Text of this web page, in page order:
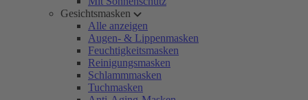
Gesichtsmasken
Alle anzeigen
Augen- & Lippenmasken
Feuchtigkeitsmasken
Reinigungsmasken
Schlammmasken
Tuchmasken